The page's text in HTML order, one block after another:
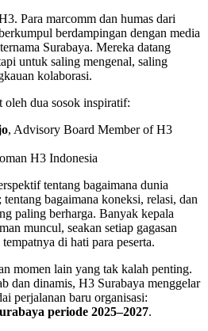
Para marcomm dan humas dari
berdampingan dengan media
Surabaya. Mereka datang
untuk saling mengenal, saling
kolaborasi.
oleh dua sosok inspiratif:
, Advisory Board Member of H3
H3 Indonesia
tentang bagaimana dunia
bagaimana koneksi, relasi, dan
paling berharga. Banyak kepala
muncul, seakan setiap gagasan
di hati para peserta.
momen lain yang tak kalah penting.
dan dinamis, H3 Surabaya menggelar
perjalanan baru organisasi:
periode 2025–2027.